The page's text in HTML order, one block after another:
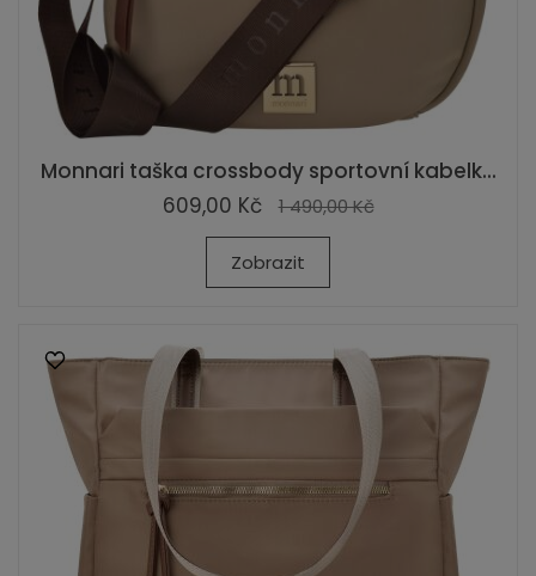
Monnari taška crossbody sportovní kabelk...
609,00 Kč
1 490,00 Kč
Zobrazit